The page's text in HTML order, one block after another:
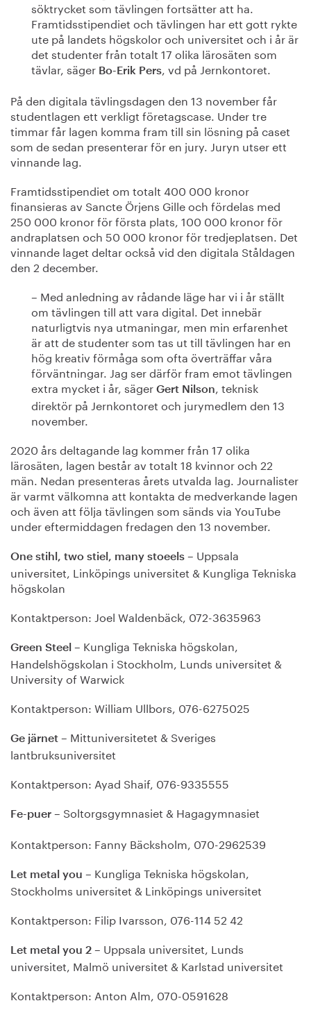
söktrycket som tävlingen fortsätter att ha.
Framtidsstipendiet och tävlingen har ett gott rykte
ute på landets högskolor och universitet och i år är
det studenter från totalt 17 olika lärosäten som
tävlar, säger Bo-Erik Pers, vd på Jernkontoret.
På den digitala tävlingsdagen den 13 november får
studentlagen ett verkligt företagscase. Under tre
timmar får lagen komma fram till sin lösning på caset
som de sedan presenterar för en jury. Juryn utser ett
vinnande lag.
Framtidsstipendiet om totalt 400 000 kronor
finansieras av Sancte Örjens Gille och fördelas med
250 000 kronor för första plats, 100 000 kronor för
andraplatsen och 50 000 kronor för tredjeplatsen. Det
vinnande laget deltar också vid den digitala Ståldagen
den 2 december.
– Med anledning av rådande läge har vi i år ställt
om tävlingen till att vara digital. Det innebär
naturligtvis nya utmaningar, men min erfarenhet
är att de studenter som tas ut till tävlingen har en
hög kreativ förmåga som ofta överträffar våra
förväntningar. Jag ser därför fram emot tävlingen
extra mycket i år, säger Gert Nilson, teknisk
direktör på Jernkontoret och jurymedlem den 13
november.
2020 års deltagande lag kommer från 17 olika
lärosäten, lagen består av totalt 18 kvinnor och 22
män. Nedan presenteras årets utvalda lag. Journalister
är varmt välkomna att kontakta de medverkande lagen
och även att följa tävlingen som sänds via YouTube
under eftermiddagen fredagen den 13 november.
One stihl, two stiel, many stoeels – Uppsala
universitet, Linköpings universitet & Kungliga Tekniska
högskolan
Kontaktperson: Joel Waldenbäck, 072-3635963
Green Steel – Kungliga Tekniska högskolan,
Handelshögskolan i Stockholm, Lunds universitet &
University of Warwick
Kontaktperson: William Ullbors, 076-6275025
Ge järnet – Mittuniversitetet & Sveriges
lantbruksuniversitet
Kontaktperson: Ayad Shaif, 076-9335555
Fe-puer – Soltorgsgymnasiet & Hagagymnasiet
Kontaktperson: Fanny Bäcksholm, 070-2962539
Let metal you – Kungliga Tekniska högskolan,
Stockholms universitet & Linköpings universitet
Kontaktperson: Filip Ivarsson, 076-114 52 42
Let metal you 2 – Uppsala universitet, Lunds
universitet, Malmö universitet & Karlstad universitet
Kontaktperson: Anton Alm, 070-0591628